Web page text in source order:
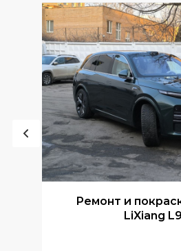
Ремонт и
LiXiang L9